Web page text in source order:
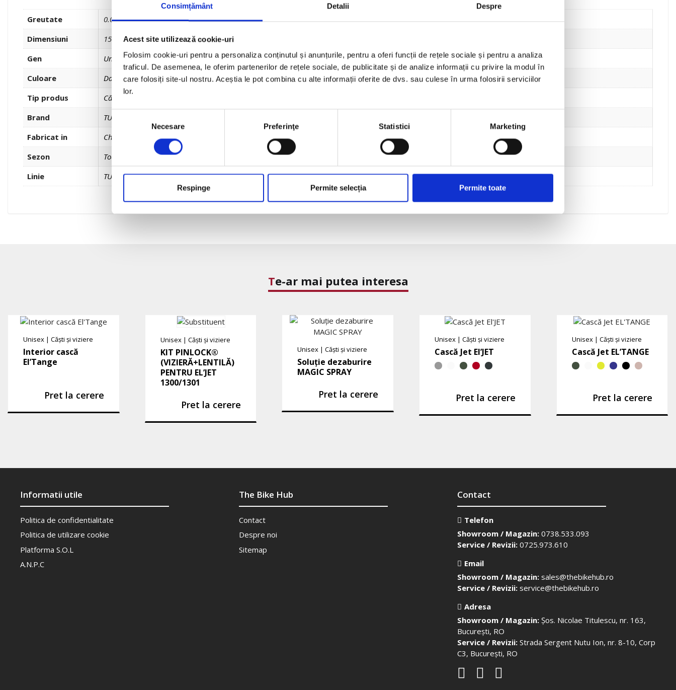
Consimțământ Detalii Despre
Acest site utilizează cookie-uri
Folosim cookie-uri pentru a personaliza conținutul și anunțurile, pentru a oferi funcții de rețele sociale și pentru a analiza
traficul. De asemenea, le oferim partenerilor de rețele sociale, de publicitate și de analize informații cu privire la modul în
care folosiți site-ul nostru. Aceștia le pot combina cu alte informații oferite de dvs. sau culese în urma folosirii serviciilor
lor.
Selecția
consimțământului
Necesare Preferinţe Statistici Marketing
Respinge Permite selecția Permite toate
Greutate
0.050 kg
Dimensiuni
15.000 × 4.000 × 5.000 cm
Gen
Unisex
Culoare
Dark
Tip produs
Căști și viziere
Brand
TUCANO URBANO
Fabricat in
China
Sezon
Toate anotimpurile
Linie
TU
Te-ar mai putea interesa
Unisex | Căști și viziere
Interior cască
El’Tange
Pret la cerere
Unisex| Căști și viziere
KIT PINLOCK®
(VIZIERĂ+LENTILĂ)
PENTRU EL’JET
1300/1301
Pret la cerere
Unisex |Căști și viziere
Soluție dezaburire
MAGIC SPRAY
Pret la cerere
Unisex| Căști și viziere
Cască Jet El’JET
Pret la cerere
Unisex| Căști și viziere
Cască Jet EL’TANGE
Pret la cerere
Informatii utile
Politica de confidentialitate
Politica de utilizare cookie
Platforma S.O.L
A.N.P.C
The Bike Hub
Contact
Despre noi
Sitemap
Contact
Telefon
Showroom / Magazin: 0738.533.093
Service / Revizii: 0725.973.610
Email
Showroom / Magazin: sales@thebikehub.ro
Service / Revizii: service@thebikehub.ro
Adresa
Showroom / Magazin: Șos. Nicolae Titulescu, nr. 163,
București, RO
Service / Revizii: Strada Sergent Nutu Ion, nr. 8-10, Corp
C3, București, RO